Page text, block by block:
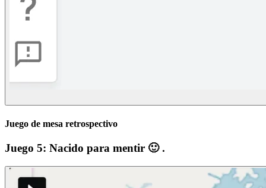
Juego de mesa retrospectivo
Juego 5: Nacido para mentir 🙂 .